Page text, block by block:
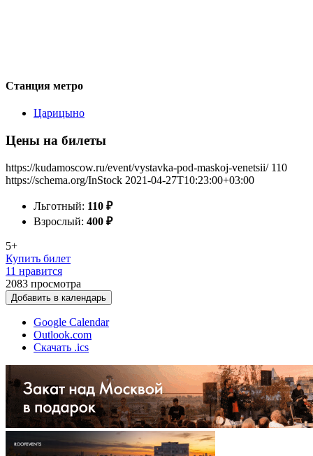
Станция метро
Царицыно
Цены на билеты
https://kudamoscow.ru/event/vystavka-pod-maskoj-venetsii/ 110
https://schema.org/InStock 2021-04-27T10:23:00+03:00
Льготный: 110 ₽
Взрослый: 400 ₽
5+
Купить билет
11 нравится
2083 просмотра
Добавить в календарь
Google Calendar
Outlook.com
Скачать .ics